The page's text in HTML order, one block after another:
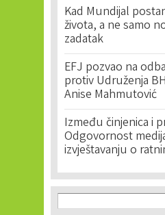
Kad Mundijal
života, a ne samo
zadatak
EFJ pozvao na
protiv Udruženja
Anise Mahmutović
Između činjenica i
Odgovornost
izvještavanju o
Search form
Search